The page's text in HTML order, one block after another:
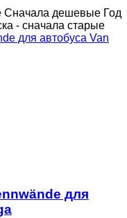
Сначала дешевые Год
- сначала старые
для